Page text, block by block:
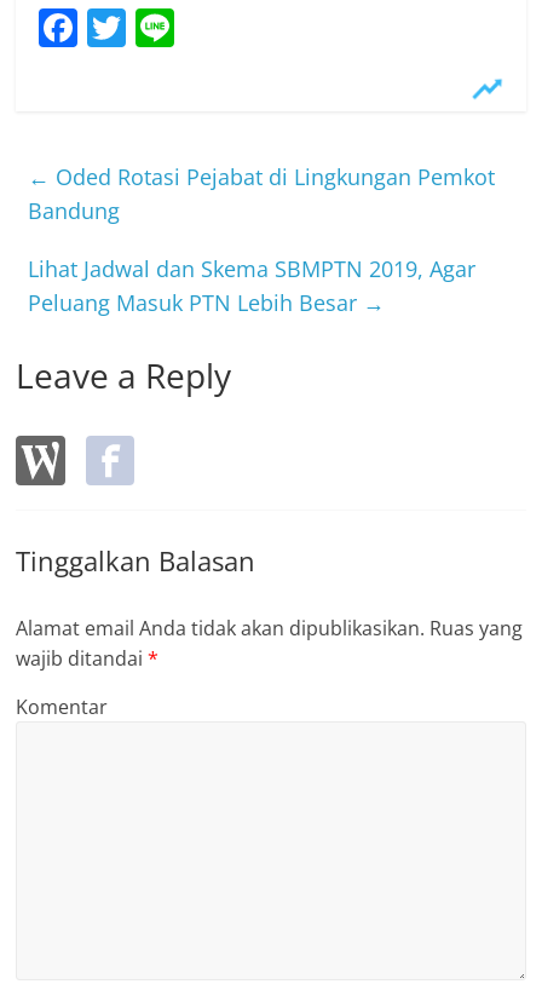
F
b
o
o
k
T
← Oded Rotasi Pejabat di Lingkungan Pemkot
Bandung
Lihat Jadwal dan Skema SBMPTN 2019, Agar
Peluang Masuk PTN Lebih Besar →
Leave a Reply
Tinggalkan Balasan
Alamat email Anda tidak akan dipublikasikan. Ruas yang
wajib ditandai*
Komentar